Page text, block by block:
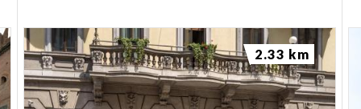
2.33 km